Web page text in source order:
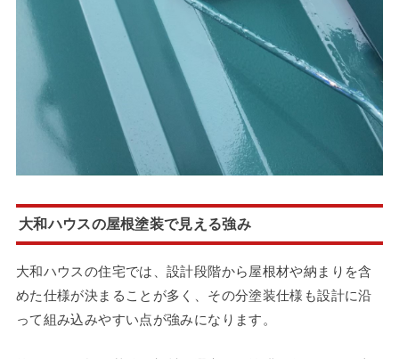
大和ハウスの屋根塗装で見える強み
大和ハウスの住宅では、設計段階から屋根材や納まりを含
めた仕様が決まることが多く、その分塗装仕様も設計に沿
って組み込みやすい点が強みになります。